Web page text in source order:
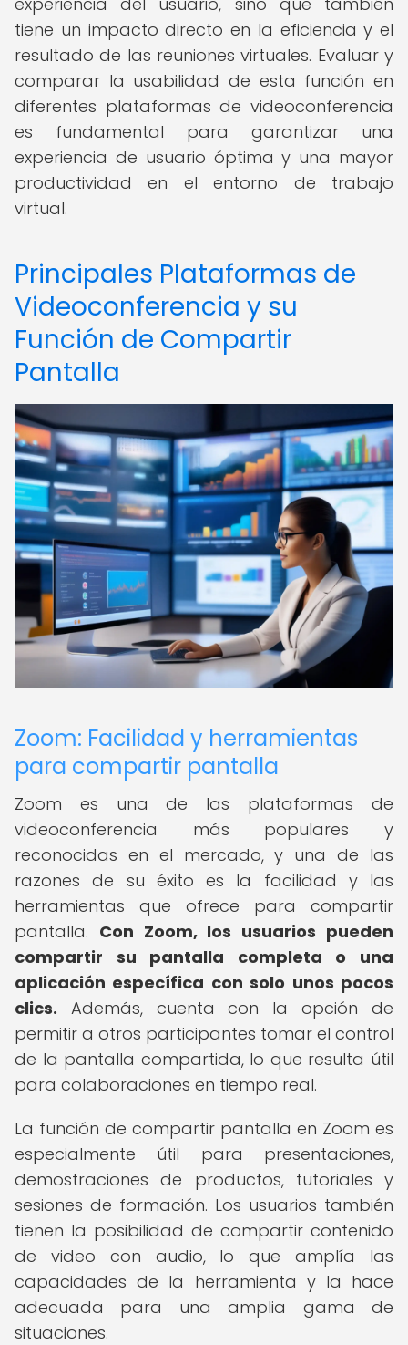
tiene un impacto directo en la eficiencia y el
resultado de las reuniones virtuales. Evaluar y
comparar la usabilidad de esta función en
diferentes plataformas de videoconferencia
es fundamental para garantizar una
experiencia de usuario óptima y una mayor
productividad en el entorno de trabajo
virtual.
Principales Plataformas de
Videoconferencia y su
Función de Compartir
Pantalla
Zoom: Facilidad y herramientas
para compartir pantalla
Zoom es una de las plataformas de
videoconferencia más populares y
reconocidas en el mercado, y una de las
razones de su éxito es la facilidad y las
herramientas que ofrece para compartir
pantalla. Con Zoom, los usuarios pueden
compartir su pantalla completa o una
aplicación específica con solo unos pocos
clics. Además, cuenta con la opción de
permitir a otros participantes tomar el control
de la pantalla compartida, lo que resulta útil
para colaboraciones en tiempo real.
La función de compartir pantalla en Zoom es
especialmente útil para presentaciones,
demostraciones de productos, tutoriales y
sesiones de formación. Los usuarios también
tienen la posibilidad de compartir contenido
de video con audio, lo que amplía las
capacidades de la herramienta y la hace
adecuada para una amplia gama de
situaciones.